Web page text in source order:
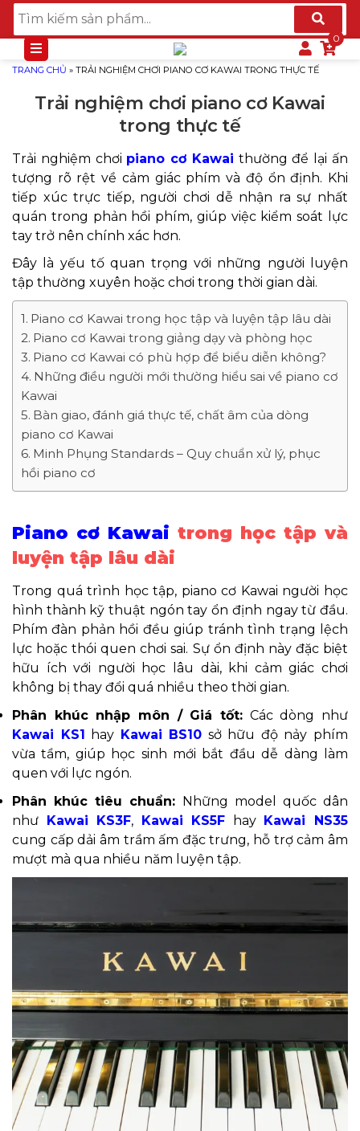
TRANG CHỦ » TRẢI NGHIỆM CHƠI PIANO CƠ KAWAI TRONG THỰC TẾ
Trải nghiệm chơi piano cơ Kawai
trong thực tế
Trải nghiệm chơi piano cơ Kawai thường để lại ấn
tượng rõ rệt về cảm giác phím và độ ổn định. Khi
tiếp xúc trực tiếp, người chơi dễ nhận ra sự nhất
quán trong phản hồi phím, giúp việc kiểm soát lực
tay trở nên chính xác hơn.
Đây là yếu tố quan trọng với những người luyện
tập thường xuyên hoặc chơi trong thời gian dài.
Piano cơ Kawai trong học tập và luyện tập lâu dài
Piano cơ Kawai trong giảng dạy và phòng học
Piano cơ Kawai có phù hợp để biểu diễn không?
Những điều người mới thường hiểu sai về piano cơ
Kawai
Bàn giao, đánh giá thực tế, chất âm của dòng
piano cơ Kawai
Minh Phụng Standards – Quy chuẩn xử lý, phục
hồi piano cơ
Piano cơ Kawai trong học tập và
luyện tập lâu dài
Trong quá trình học tập, piano cơ Kawai người học
hình thành kỹ thuật ngón tay ổn định ngay từ đầu.
Phím đàn phản hồi đều giúp tránh tình trạng lệch
lực hoặc thói quen chơi sai. Sự ổn định này đặc biệt
hữu ích với người học lâu dài, khi cảm giác chơi
không bị thay đổi quá nhiều theo thời gian.
Phân khúc nhập môn / Giá tốt: Các dòng như
Kawai KS1 hay Kawai BS10 sở hữu độ nảy phím
vừa tầm, giúp học sinh mới bắt đầu dễ dàng làm
quen với lực ngón.
Phân khúc tiêu chuẩn: Những model quốc dân
như Kawai KS3F, Kawai KS5F hay Kawai NS35
cung cấp dải âm trầm ấm đặc trưng, hỗ trợ cảm âm
mượt mà qua nhiều năm luyện tập.